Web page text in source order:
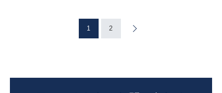
1 2